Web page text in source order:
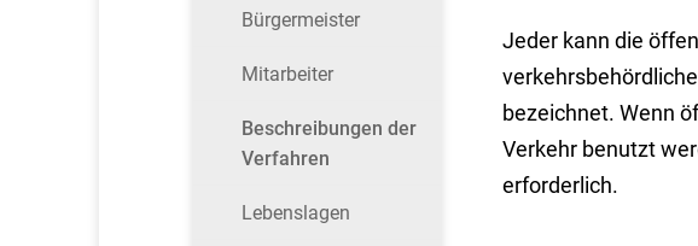
Bürgermeister
Mitarbeiter
Beschreibungen der
Verfahren
Lebenslagen
Jeder kann die
bezeichnet. Wenn
Verkehr benutzt
erforderlich.